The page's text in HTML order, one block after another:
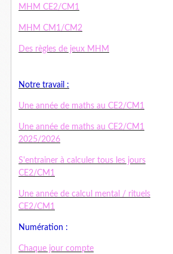
MHM CE2/CM1
MHM CM1/CM2
Des règles de jeux MHM
Notre travail :
Une année de maths au CE2/CM1
Une année de maths au CE2/CM1
2025/2026
S'entrainer à calculer tous les jours
CE2/CM1
Une année de calcul mental / rituels
CE2/CM1
Numération :
Chaque jour compte